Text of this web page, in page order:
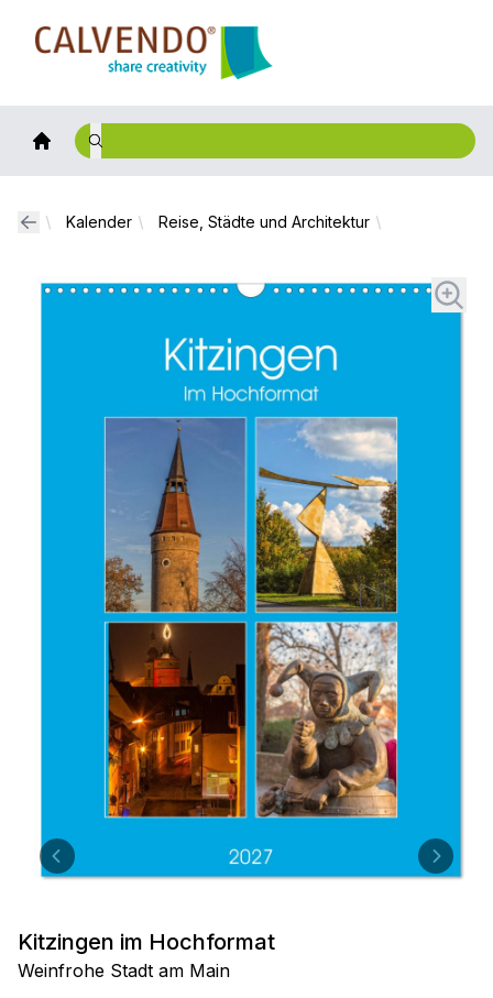
Calvendo
Kalender Reise, Städte und Architektur
Kitzingen im Hochformat
Weinfrohe Stadt am Main